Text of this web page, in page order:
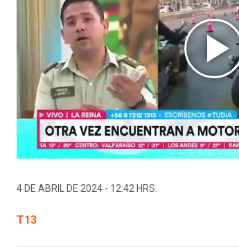
4 DE ABRIL DE 2024 - 12:42 HRS.
T13